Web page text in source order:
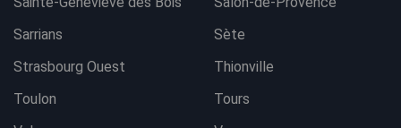
Sarrians
Sète
Strasbourg Ouest
Thionville
Toulon
Tours